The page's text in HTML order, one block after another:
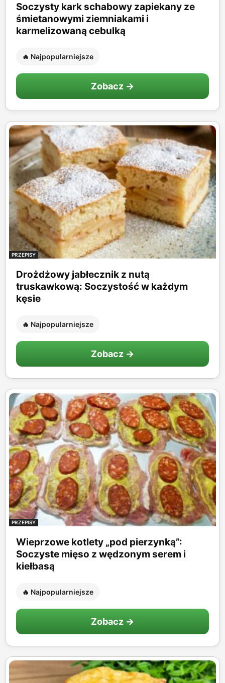
Soczysty kark schabowy zapiekany ze
śmietanowymi ziemniakami i
karmelizowaną cebulką
🔥 Najpopularniejsze
Zobacz →
PRZEPISY
Drożdżowy jabłecznik z nutą
truskawkową: Soczystość w każdym
kęsie
🔥 Najpopularniejsze
Zobacz →
PRZEPISY
Wieprzowe kotlety „pod pierzynką”:
Soczyste mięso z wędzonym serem i
kiełbasą
🔥 Najpopularniejsze
Zobacz →